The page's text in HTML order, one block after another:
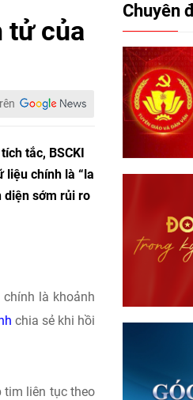
tử của
tắc, BSCKI
liệu chính là “la
diện sớm rủi ro
là khoảnh
chia sẻ khi hồi
tim liên tục theo
Chuyên